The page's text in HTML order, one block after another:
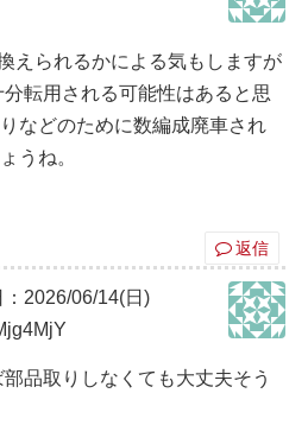
えられるかによる気もしますが
転用される可能性はあると思
などのために数編成廃車され
うね。
返信
：2026/06/14(日)
品取りしなくても大丈夫そう